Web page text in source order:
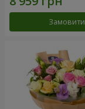
Замовити